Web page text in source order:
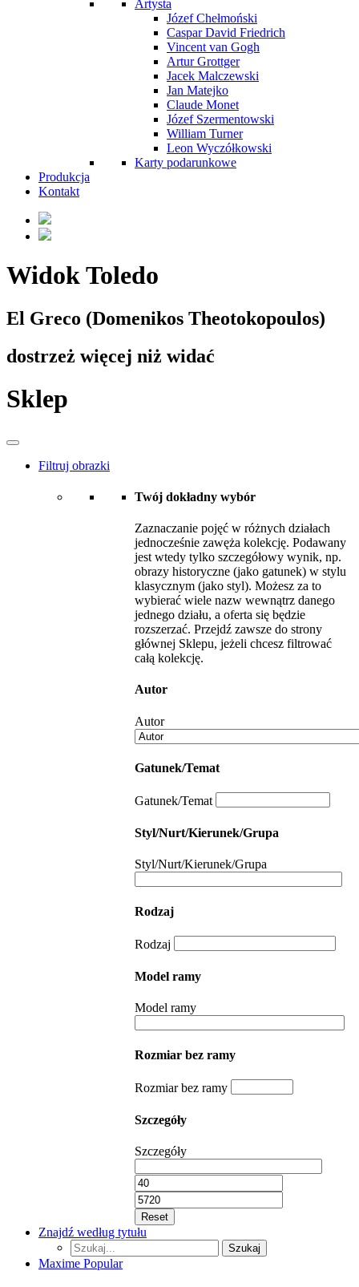
Artysta
Józef Chełmoński
Caspar David Friedrich
Vincent van Gogh
Artur Grottger
Jacek Malczewski
Jan Matejko
Claude Monet
Józef Szermentowski
William Turner
Leon Wyczółkowski
Karty podarunkowe
Produkcja
Kontakt
Widok Toledo
El Greco (Domenikos Theotokopoulos)
dostrzeż więcej niż widać
Sklep
Filtruj obrazki
Twój dokładny wybór
Zaznaczanie pojęć w różnych działach
jednocześnie zawęża kolekcję. Podawany
jest wtedy tylko szczegółowy wynik, np.
obrazy historyczne (jako gatunek) w stylu
klasycznym (jako styl). Możesz za to
wybierać wiele nazw wewnątrz danego
jednego działu, a oferta się będzie
rozszerzać. Przejdź zawsze do strony
głównej Sklepu, jeżeli chcesz filtrować
całą kolekcję.
Autor
Autor
Gatunek/Temat
Gatunek/Temat
Styl/Nurt/Kierunek/Grupa
Styl/Nurt/Kierunek/Grupa
Rodzaj
Rodzaj
Model ramy
Model ramy
Rozmiar bez ramy
Rozmiar bez ramy
Szczegóły
Szczegóły
Reset
Znajdź według tytułu
Szukaj...
Szukaj
Maxime Popular